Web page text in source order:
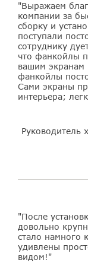
"Выражаем
компании за
сборку и
поступали
сотруднику
что фанкойлы
вашим
фанкойлы
Сами экраны
интерьера;
Руководитель
"После
довольно
стало намного
удивлены
видом!"